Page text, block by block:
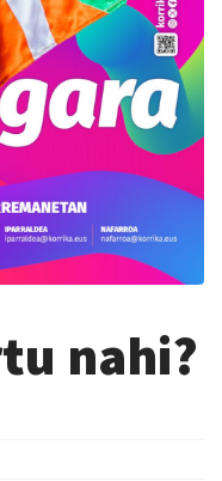
nahi?